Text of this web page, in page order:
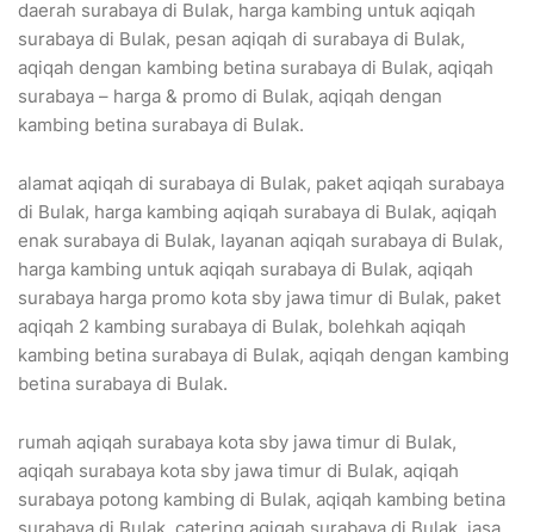
daerah surabaya di Bulak, harga kambing untuk aqiqah
surabaya di Bulak, pesan aqiqah di surabaya di Bulak,
aqiqah dengan kambing betina surabaya di Bulak, aqiqah
surabaya – harga & promo di Bulak, aqiqah dengan
kambing betina surabaya di Bulak.
alamat aqiqah di surabaya di Bulak, paket aqiqah surabaya
di Bulak, harga kambing aqiqah surabaya di Bulak, aqiqah
enak surabaya di Bulak, layanan aqiqah surabaya di Bulak,
harga kambing untuk aqiqah surabaya di Bulak, aqiqah
surabaya harga promo kota sby jawa timur di Bulak, paket
aqiqah 2 kambing surabaya di Bulak, bolehkah aqiqah
kambing betina surabaya di Bulak, aqiqah dengan kambing
betina surabaya di Bulak.
rumah aqiqah surabaya kota sby jawa timur di Bulak,
aqiqah surabaya kota sby jawa timur di Bulak, aqiqah
surabaya potong kambing di Bulak, aqiqah kambing betina